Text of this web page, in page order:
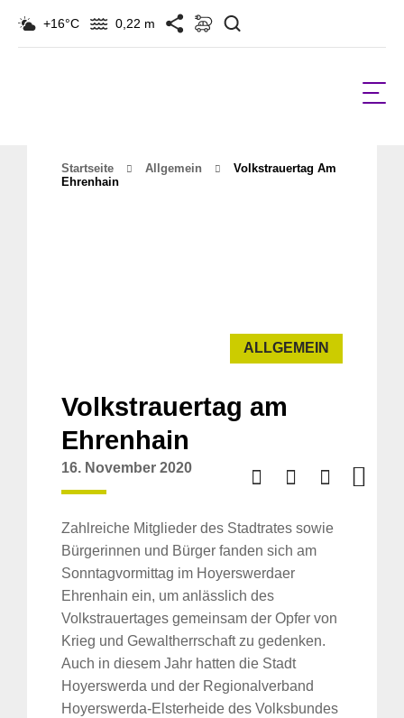
+16°C 0,22 m
Startseite Allgemein
Volkstrauertag Am
Ehrenhain
ALLGEMEIN
Volkstrauertag am
Ehrenhain
16. November 2020
Zahlreiche Mitglieder des Stadtrates sowie
Bürgerinnen und Bürger fanden sich am
Sonntagvormittag im Hoyerswerdaer
Ehrenhain ein, um anlässlich des
Volkstrauertages gemeinsam der Opfer von
Krieg und Gewaltherrschaft zu gedenken.
Auch in diesem Jahr hatten die Stadt
Hoyerswerda und der Regionalverband
Hoyerswerda-Elsterheide des Volksbundes